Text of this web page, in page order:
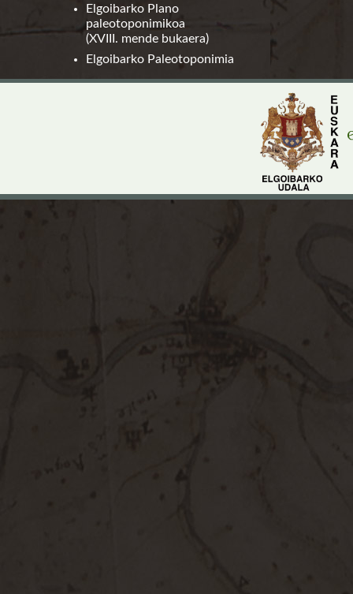
Elgoibarko Plano
paleotoponimikoa
(XVIII. mende bukaera)
Elgoibarko Paleotoponimia